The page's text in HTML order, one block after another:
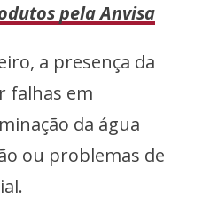
pela Anvisa
a presença da
falhas em
da água
ou problemas de